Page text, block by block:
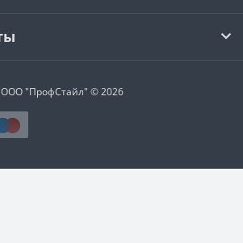
ООО "ПрофСтайл" © 2026